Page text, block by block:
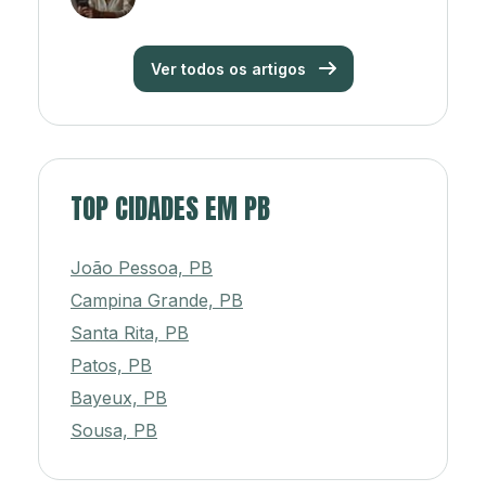
Ver todos os artigos
TOP CIDADES EM PB
João Pessoa, PB
Campina Grande, PB
Santa Rita, PB
Patos, PB
Bayeux, PB
Sousa, PB